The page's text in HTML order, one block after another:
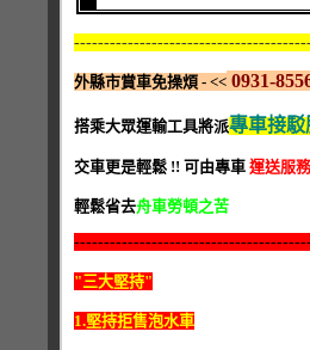
外縣市賞車免操煩 - << 0931-
搭乘大眾運輸工具將派專車接駁
交車更是輕鬆 !! 可由專車 運送服務
輕鬆省去舟車勞頓之苦
"三大堅持"
1.堅持拒售泡水車